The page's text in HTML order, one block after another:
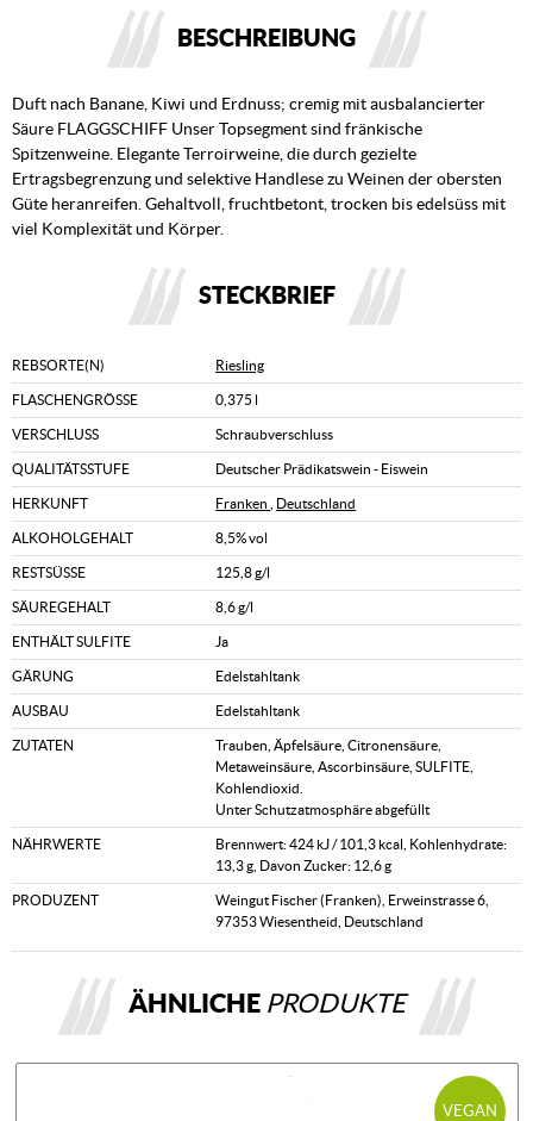
BESCHREIBUNG
Duft nach Banane, Kiwi und Erdnuss; cremig mit ausbalancierter
Säure FLAGGSCHIFF Unser Topsegment sind fränkische
Spitzenweine. Elegante Terroirweine, die durch gezielte
Ertragsbegrenzung und selektive Handlese zu Weinen der obersten
Güte heranreifen. Gehaltvoll, fruchtbetont, trocken bis edelsüss mit
viel Komplexität und Körper.
STECKBRIEF
REBSORTE(N) Riesling
FLASCHENGRÖSSE 0,375 l
VERSCHLUSS Schraubverschluss
QUALITÄTSSTUFE Deutscher Prädikatswein - Eiswein
HERKUNFT Franken Deutschland
ALKOHOLGEHALT 8,5% vol
RESTSÜSSE 125,8 g/l
SÄUREGEHALT 8,6 g/l
ENTHÄLT SULFITE Ja
GÄRUNG Edelstahltank
AUSBAU Edelstahltank
ZUTATEN
Trauben, Äpfelsäure, Citronensäure,
Metaweinsäure, Ascorbinsäure, SULFITE,
Kohlendioxid.
Unter Schutzatmosphäre abgefüllt
NÄHRWERTE
Brennwert: 424 kJ / 101,3 kcal, Kohlenhydrate:
13,3 g, Davon Zucker: 12,6 g
PRODUZENT
Weingut Fischer (Franken), Erweinstrasse 6,
97353 Wiesentheid, Deutschland
ÄHNLICHE PRODUKTE
VEGAN